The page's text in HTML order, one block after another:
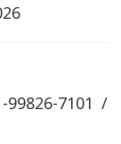
99826-7101 /